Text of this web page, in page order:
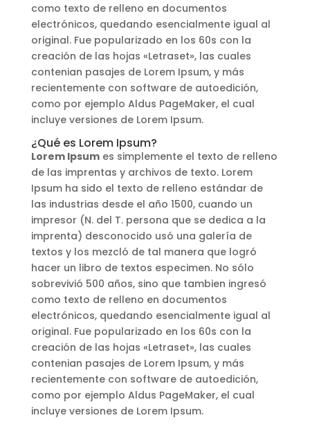
como texto de relleno en documentos
electrónicos, quedando esencialmente igual al
original. Fue popularizado en los 60s con la
creación de las hojas «Letraset», las cuales
contenian pasajes de Lorem Ipsum, y más
recientemente con software de autoedición,
como por ejemplo Aldus PageMaker, el cual
incluye versiones de Lorem Ipsum.
¿Qué es Lorem Ipsum?
Lorem Ipsumes simplemente el texto de relleno
de las imprentas y archivos de texto. Lorem
Ipsum ha sido el texto de relleno estándar de
las industrias desde el año 1500, cuando un
impresor (N. del T. persona que se dedica a la
imprenta) desconocido usó una galería de
textos y los mezcló de tal manera que logró
hacer un libro de textos especimen. No sólo
sobrevivió 500 años, sino que tambien ingresó
como texto de relleno en documentos
electrónicos, quedando esencialmente igual al
original. Fue popularizado en los 60s con la
creación de las hojas «Letraset», las cuales
contenian pasajes de Lorem Ipsum, y más
recientemente con software de autoedición,
como por ejemplo Aldus PageMaker, el cual
incluye versiones de Lorem Ipsum.